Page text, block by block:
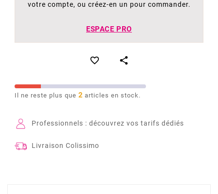
votre compte, ou créez-en un pour commander.
ESPACE PRO
 
Il ne reste plus que 2 articles en stock.
Professionnels : découvrez vos tarifs dédiés
Livraison Colissimo